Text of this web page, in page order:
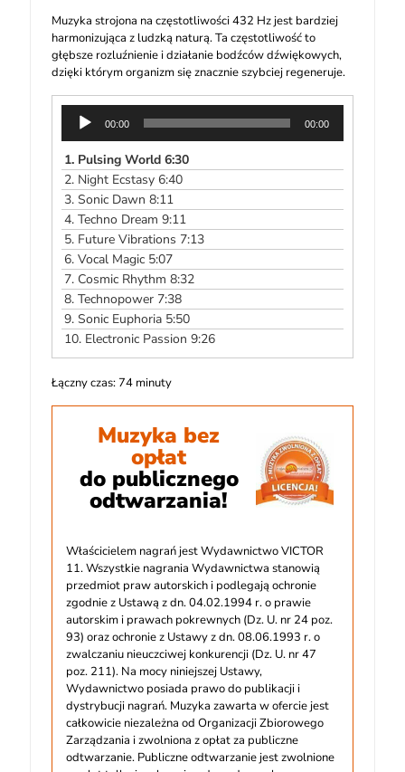
Muzyka strojona na częstotliwości 432 Hz jest bardziej
harmonizująca z ludzką naturą. Ta częstotliwość to
głębsze rozluźnienie i działanie bodźców dźwiękowych,
dzięki którym organizm się znacznie szybciej regeneruje.
Odtwarzacz
plików
dźwiękowych
00:00 00:00
1. Pulsing World 6:30
2. Night Ecstasy 6:40
3.Sonic Dawn 8:11
4.Techno Dream 9:11
5. Future Vibrations 7:13
6.Vocal Magic 5:07
7. Cosmic Rhythm 8:32
8.Technopower 7:38
9.Sonic Euphoria 5:50
10. Electronic Passion 9:26
Łączny czas: 74 minuty
Muzyka bez
opłat
do publicznego
odtwarzania!
Właścicielem nagrań jest Wydawnictwo VICTOR
11. Wszystkie nagrania Wydawnictwa stanowią
przedmiot praw autorskich i podlegają ochronie
zgodnie z Ustawą z dn. 04.02.1994 r. o prawie
autorskim i prawach pokrewnych (Dz. U. nr 24 poz.
93) oraz ochronie z Ustawy z dn. 08.06.1993 r. o
zwalczaniu nieuczciwej konkurencji (Dz. U. nr 47
poz. 211). Na mocy niniejszej Ustawy,
Wydawnictwo posiada prawo do publikacji i
dystrybucji nagrań. Muzyka zawarta w ofercie jest
całkowicie niezależna od Organizacji Zbiorowego
Zarządzania i zwolniona z opłat za publiczne
odtwarzanie. Publiczne odtwarzanie jest zwolnione